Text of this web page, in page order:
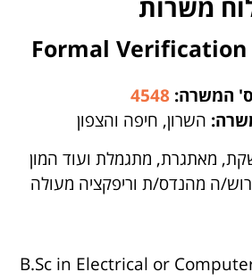
משרות
המשרה: 4548
השרון, חיפה והצפון
מאתגרת, מתגמלת ועוד המון
ה מהנדס/ת וריפקציה מעולה
B.Sc in Electrical or